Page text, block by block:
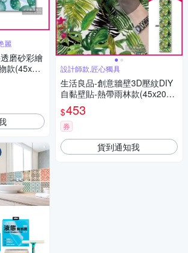
麗
磨砂彩繪
款(45x58
設計師款,匠心獨具
生活良品-創意牆壁3D壓紋DIY
自黏壁貼-熱帶雨林款(45x200c
m長軸版)
$453
券
貨到通知我